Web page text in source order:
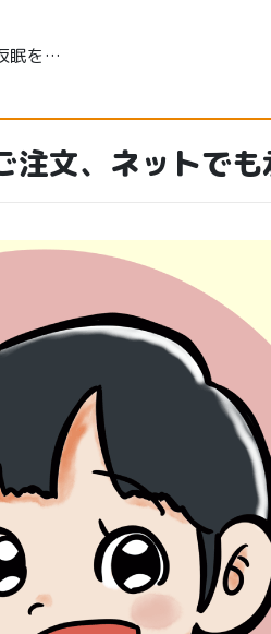
眠を…
文、ネットでも